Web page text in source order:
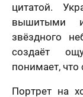
цитатой.
вышитыми
звёздного
создаёт
понимает, что
Портрет на